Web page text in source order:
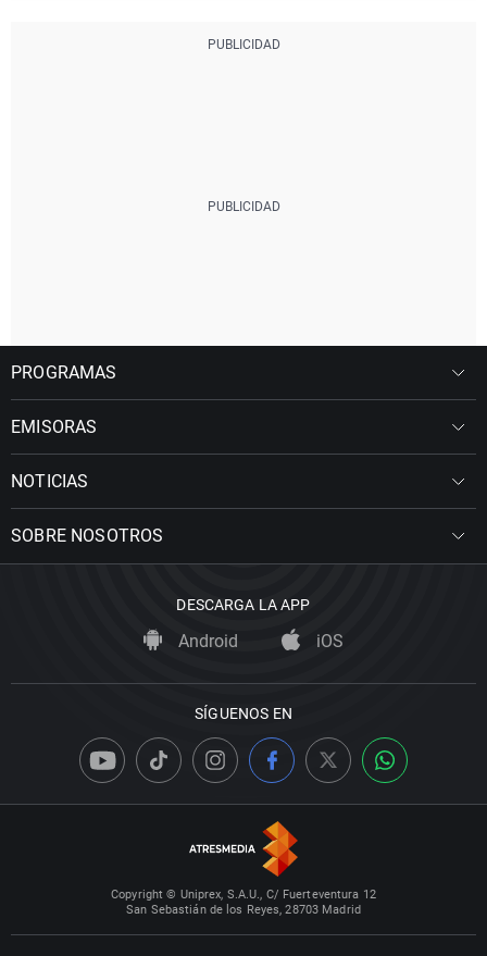
PROGRAMAS
EMISORAS
NOTICIAS
SOBRE NOSOTROS
DESCARGA LA APP
Android iOS
SÍGUENOS EN
Copyright © Uniprex, S.A.U., C/ Fuerteventura 12
San Sebastián de los Reyes, 28703 Madrid